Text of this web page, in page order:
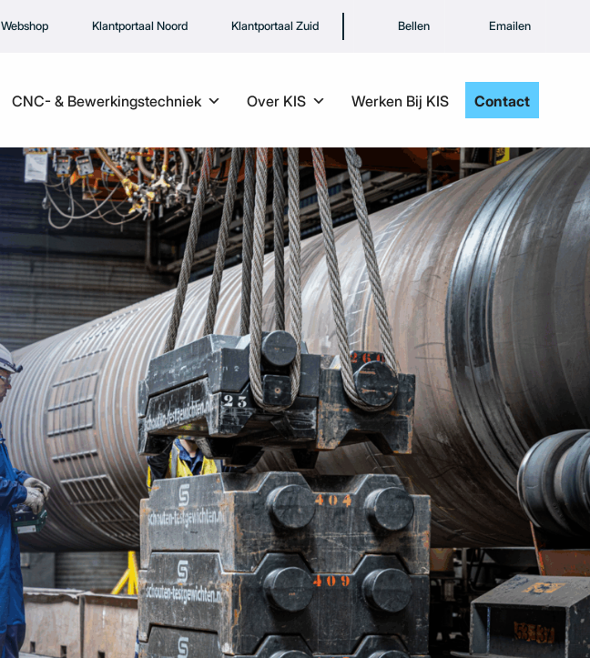
Webshop Klantportaal Noord Klantportaal Zuid Bellen Emailen
CNC- & Bewerkingstechniek Over KIS Werken Bij KIS Contact